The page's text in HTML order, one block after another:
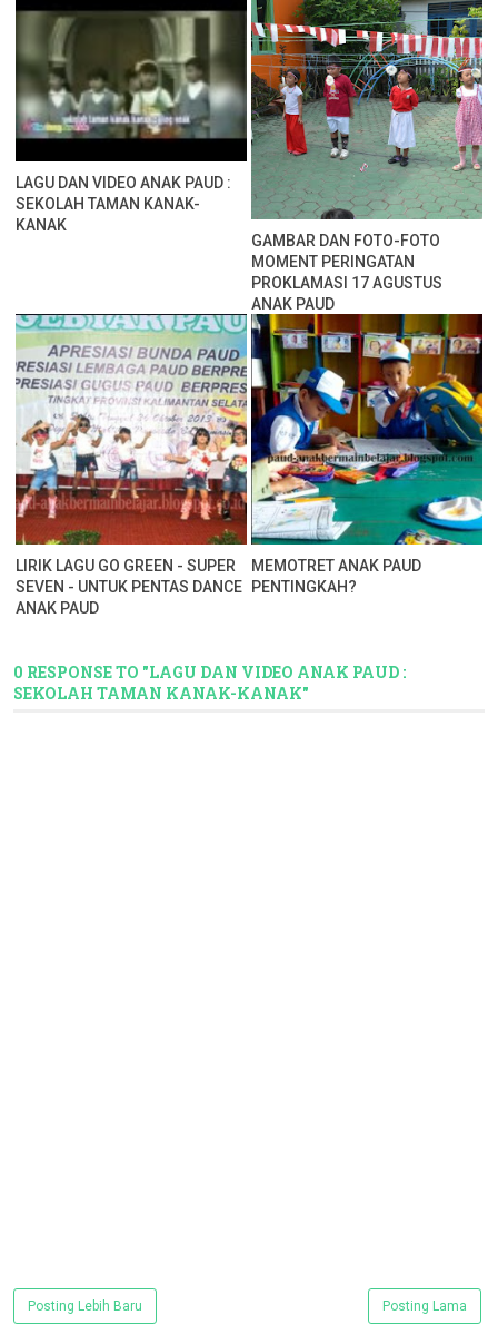
LAGU DAN VIDEO ANAK PAUD :
SEKOLAH TAMAN KANAK-
KANAK
GAMBAR DAN FOTO-FOTO
MOMENT PERINGATAN
PROKLAMASI 17 AGUSTUS
ANAK PAUD
LIRIK LAGU GO GREEN - SUPER
SEVEN - UNTUK PENTAS DANCE
ANAK PAUD
MEMOTRET ANAK PAUD
PENTINGKAH?
0 RESPONSE TO "LAGU DAN VIDEO ANAK PAUD :
SEKOLAH TAMAN KANAK-KANAK"
Posting Lebih Baru Posting Lama